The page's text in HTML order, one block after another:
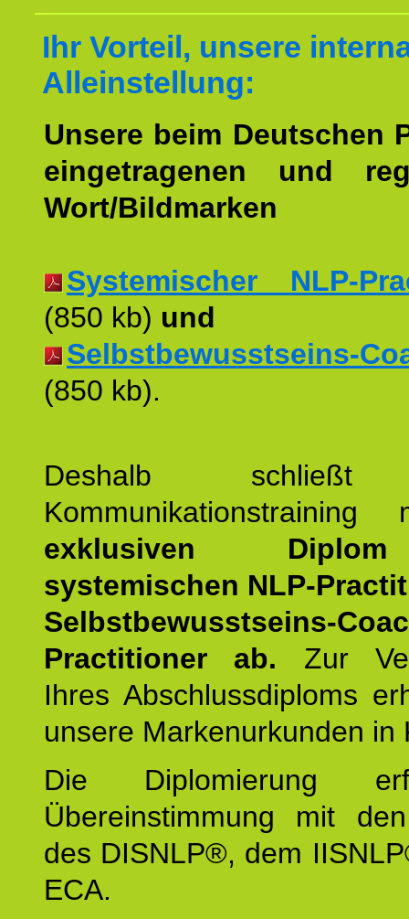
Ihr Vorteil, unsere
Alleinstellung:
Unsere beim Deutschen
eingetragenen und
Wort/Bildmarken
Systemischer NLP-
(850 kb) und
Selbstbewusstseins-
(850 kb).
Deshalb schließt
exklusiven
systemischen NLP-
Selbstbewusstseins-
Practitioner ab. Zur
Ihres Abschlussdiploms
unsere Markenurkunden in
Die Diplomierung
Übereinstimmung mit
des DISNLP®, dem
ECA.